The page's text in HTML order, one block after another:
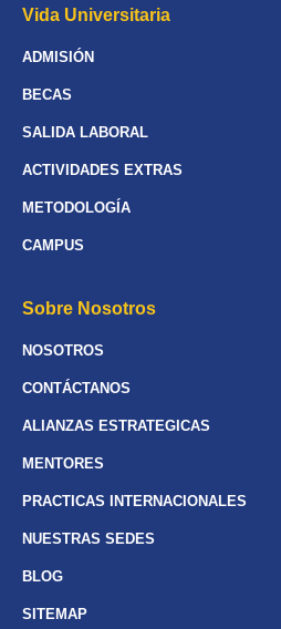
Vida Universitaria
ADMISIÓN
BECAS
SALIDA LABORAL
ACTIVIDADES EXTRAS
METODOLOGÍA
CAMPUS
Sobre Nosotros
NOSOTROS
CONTÁCTANOS
ALIANZAS ESTRATEGICAS
MENTORES
PRACTICAS INTERNACIONALES
NUESTRAS SEDES
BLOG
SITEMAP